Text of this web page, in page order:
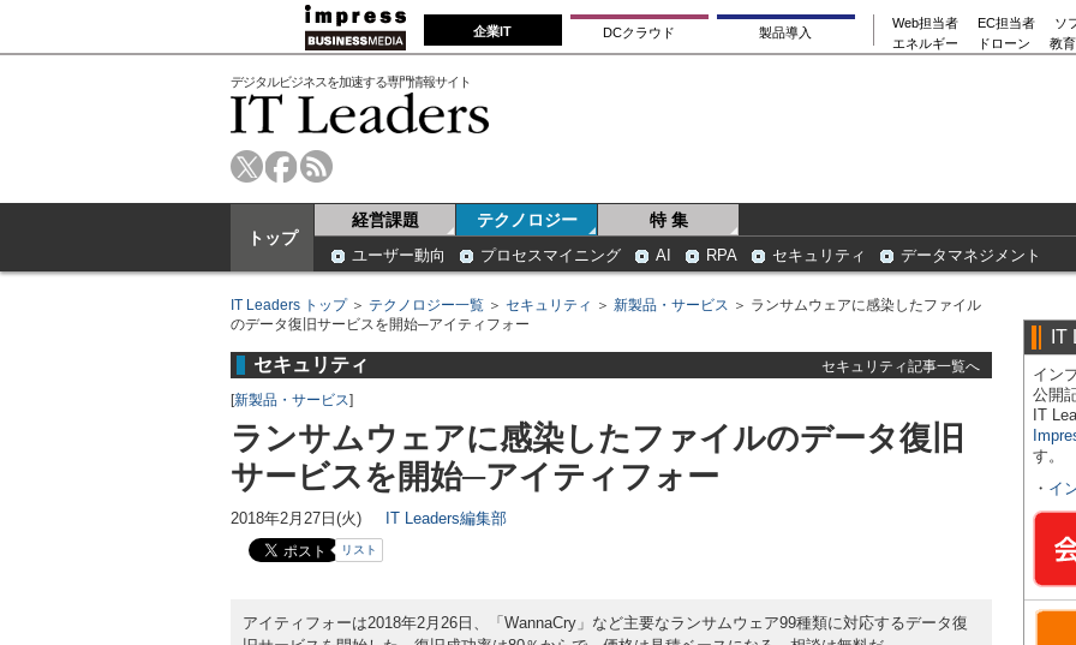
企業IT DCクラウド 製品導入
Web担当者 EC担当者
ソ
エネルギー
ドローン 教
デジタルビジネスを加速する専門情報サイト
トップ
経営課題 テクノロジー 特 集
ユーザー動向 プロセスマイニング AI RPA セキュリティ データマネジメント
IT Leaders トップ＞ テクノロジー一覧 ＞ セキュリティ ＞ 新製品・サービス ＞ ランサムウェアに感染したファイル
のデータ復旧サービスを開始─アイティフォー
セキュリティ
セキュリティ記事一覧へ
[新製品・サービス]
ランサムウェアに感染したファイルのデータ復旧
サービスを開始─アイティフォー
2018年2月27日(火) IT Leaders編集部
リスト
アイティフォーは2018年2月26日、「WannaCry」など主要なランサムウェア99種類に対応するデータ復
IT
イン
公開
IT
す。
・ イ